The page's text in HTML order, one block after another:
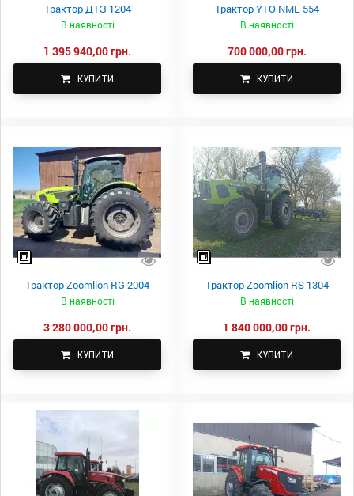
Трактор ДТЗ 1204
В наявності
1 395 940,00 грн.
КУПИТИ
Трактор YTO NME 554
В наявності
700 000,00 грн.
КУПИТИ
Трактор Zoomlion RG 2004
В наявності
3 280 000,00 грн.
КУПИТИ
Трактор Zoomlion RS 1304
В наявності
1 840 000,00 грн.
КУПИТИ